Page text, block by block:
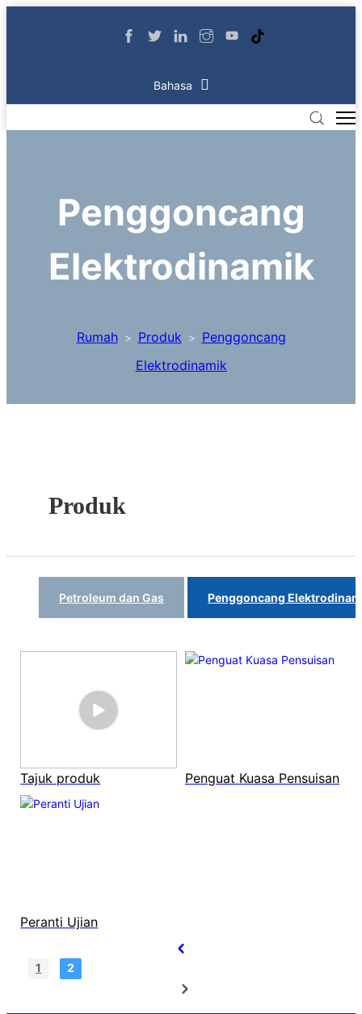
Bahasa
Penggoncang
Elektrodinamik
Rumah> Produk > Penggoncang
Elektrodinamik
Produk
Petroleum dan Gas Penggoncang
Tajuk produk Penguat Kuasa Pensuisan
Peranti Ujian
1 2